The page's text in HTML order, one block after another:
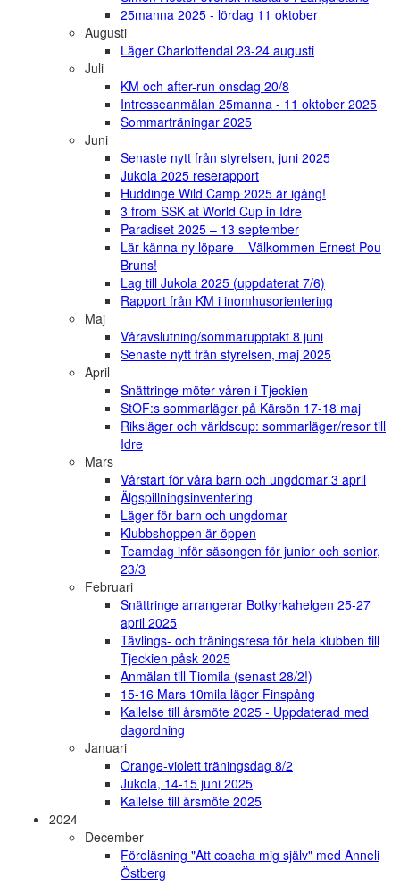
25manna 2025 - lördag 11 oktober
Augusti
Läger Charlottendal 23-24 augusti
Juli
KM och after-run onsdag 20/8
Intresseanmälan 25manna - 11 oktober 2025
Sommarträningar 2025
Juni
Senaste nytt från styrelsen, juni 2025
Jukola 2025 reserapport
Huddinge Wild Camp 2025 är igång!
3 from SSK at World Cup in Idre
Paradiset 2025 – 13 september
Lär känna ny löpare – Välkommen Ernest Pou
Bruns!
Lag till Jukola 2025 (uppdaterat 7/6)
Rapport från KM i inomhusorientering
Maj
Våravslutning/sommarupptakt 8 juni
Senaste nytt från styrelsen, maj 2025
April
Snättringe möter våren i Tjeckien
StOF:s sommarläger på Kärsön 17-18 maj
Riksläger och världscup: sommarläger/resor till
Idre
Mars
Vårstart för våra barn och ungdomar 3 april
Älgspillningsinventering
Läger för barn och ungdomar
Klubbshoppen är öppen
Teamdag inför säsongen för junior och senior,
23/3
Februari
Snättringe arrangerar Botkyrkahelgen 25-27
april 2025
Tävlings- och träningsresa för hela klubben till
Tjeckien påsk 2025
Anmälan till Tiomila (senast 28/2!)
15-16 Mars 10mila läger Finspång
Kallelse till årsmöte 2025 - Uppdaterad med
dagordning
Januari
Orange-violett träningsdag 8/2
Jukola, 14-15 juni 2025
Kallelse till årsmöte 2025
2024
December
Föreläsning "Att coacha mig själv" med Anneli
Östberg